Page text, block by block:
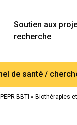
Soutien aux
recherche
de santé /
PEPR BBTI « Biothérapies